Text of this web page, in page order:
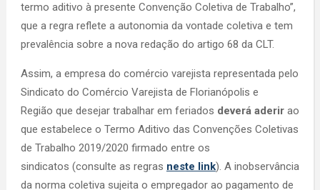
termo aditivo à presente Convenção Coletiva de Trabalho”,
que a regra reflete a autonomia da vontade coletiva e tem
prevalência sobre a nova redação do artigo 68 da CLT.
Assim, a empresa do comércio varejista representada pelo
Sindicato do Comércio Varejista de Florianópolis e
Região que desejar trabalhar em feriados deverá aderir ao
que estabelece o Termo Aditivo das Convenções Coletivas
de Trabalho 2019/2020 firmado entre os
sindicatos (consulte as regras neste link). A inobservância
da norma coletiva sujeita o empregador ao pagamento de